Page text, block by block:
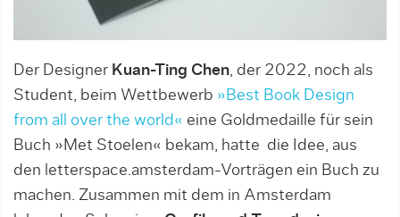
Der Designer Kuan-Ting Chen, der 2022, noch als
Student, beim Wettbewerb »Best Book Design
from all over the world« eine Goldmedaille für sein
Buch »Met Stoelen« bekam, hatte die Idee, aus
den letterspace.amsterdam-Vorträgen ein Buch zu
machen. Zusammen mit dem in Amsterdam